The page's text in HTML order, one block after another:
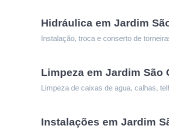
Hidráulica em Jardim
Instalação, troca e conserto de
Limpeza em Jardim São
Limpeza de caixas de agua, calhas,
Instalações em Jardim